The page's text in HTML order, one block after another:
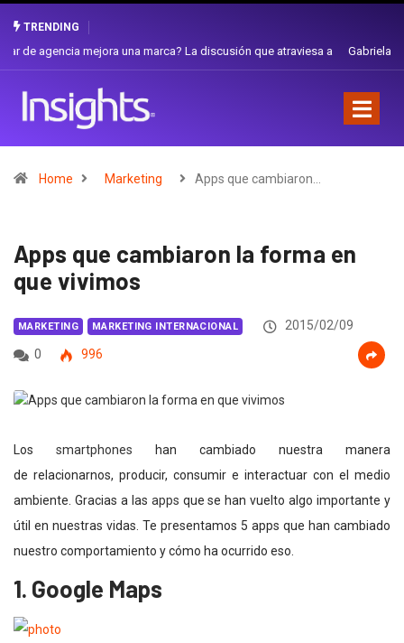
TRENDING
Gabriela Herrera y el arte de cambiarse el sombrero en Corporación
Home Marketing Apps que cambiaron…
Apps que cambiaron la forma en
que vivimos
MARKETING MARKETING INTERNACIONAL
2015/02/09
0
996
Los smartphones han cambiado nuestra manera
de relacionarnos, producir, consumir e interactuar con el medio
ambiente. Gracias a las apps que se han vuelto algo importante y
útil en nuestras vidas. Te presentamos 5 apps que han cambiado
nuestro comportamiento y cómo ha ocurrido eso.
1. Google Maps